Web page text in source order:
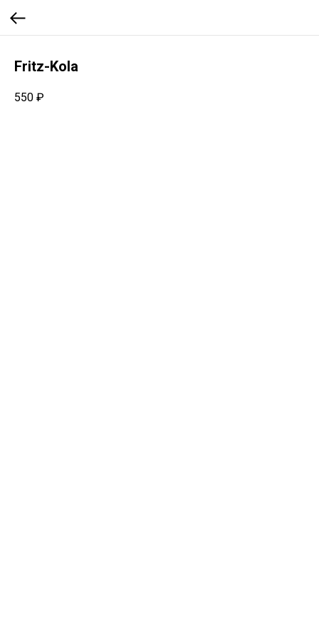
Fritz-Kola
550 ₽